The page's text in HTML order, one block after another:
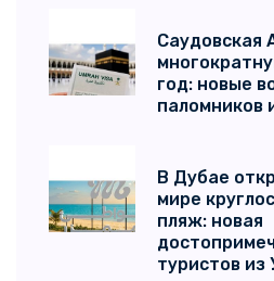
Саудовская
год: новые
паломников
В Дубае
мире
пляж: новая
туристов из